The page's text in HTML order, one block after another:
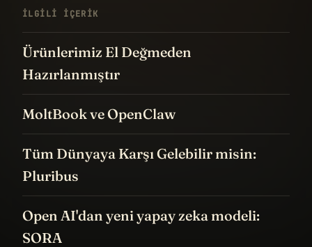
İLGILI IÇERIK
Ürünlerimiz El Değmeden
Hazırlanmıştır
MoltBook ve OpenClaw
Tüm Dünyaya Karşı Gelebilir misin:
Pluribus
Open AI'dan yeni yapay zeka modeli:
SORA